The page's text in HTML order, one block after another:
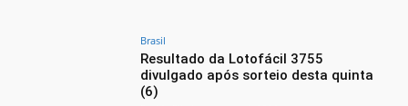
Brasil
Resultado da Lotofácil 3755
divulgado após sorteio desta quinta
(6)